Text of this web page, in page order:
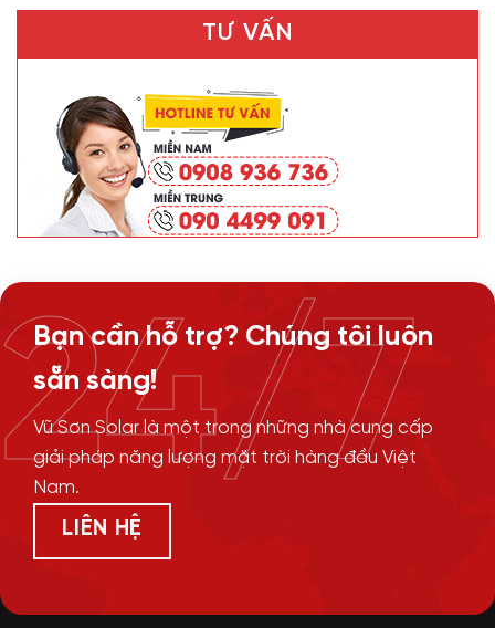
TƯ VẤN
Bạn cần hỗ trợ? Chúng tôi luôn
sẵn sàng!
Vũ Sơn Solar là một trong những nhà cung cấp
giải pháp năng lượng mặt trời hàng đầu Việt
Nam.
LIÊN HỆ
24/7